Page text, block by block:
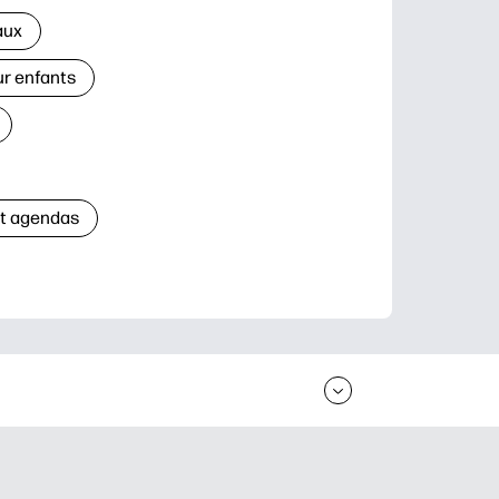
enfants
agendas